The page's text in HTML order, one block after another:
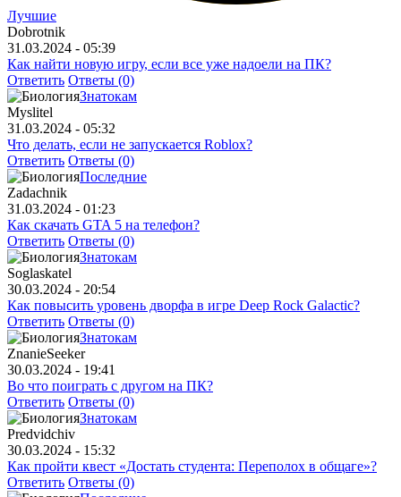
Лучшие
Dobrotnik
31.03.2024 - 05:39
Как найти новую игру, если все уже надоели на ПК?
Ответить Ответы (0)
Знатокам
Myslitel
31.03.2024 - 05:32
Что делать, если не запускается Roblox?
Ответить Ответы (0)
Последние
Zadachnik
31.03.2024 - 01:23
Как скачать GTA 5 на телефон?
Ответить Ответы (0)
Знатокам
Soglaskatel
30.03.2024 - 20:54
Как повысить уровень дворфа в игре Deep Rock Galactic?
Ответить Ответы (0)
Знатокам
ZnanieSeeker
30.03.2024 - 19:41
Во что поиграть с другом на ПК?
Ответить Ответы (0)
Знатокам
Predvidchiv
30.03.2024 - 15:32
Как пройти квест «Достать студента: Переполох в общаге»?
Ответить Ответы (0)